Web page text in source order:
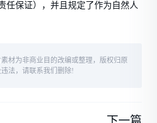
任保证），并且规定了作为自然人
材为非商业目的改编或整理，版权归原
法，请联系我们删除!